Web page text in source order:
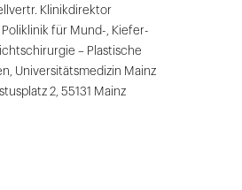
Klinikdirektor
Poliklinik für Mund-, Kiefer-
– Plastische
Universitätsmedizin Mainz
2, 55131 Mainz